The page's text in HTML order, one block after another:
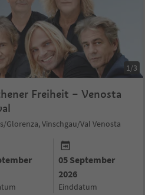
1/3
Freiheit – Venosta
Glorenza, Vinschgau/Val Venosta
05 September
2026
einddatum